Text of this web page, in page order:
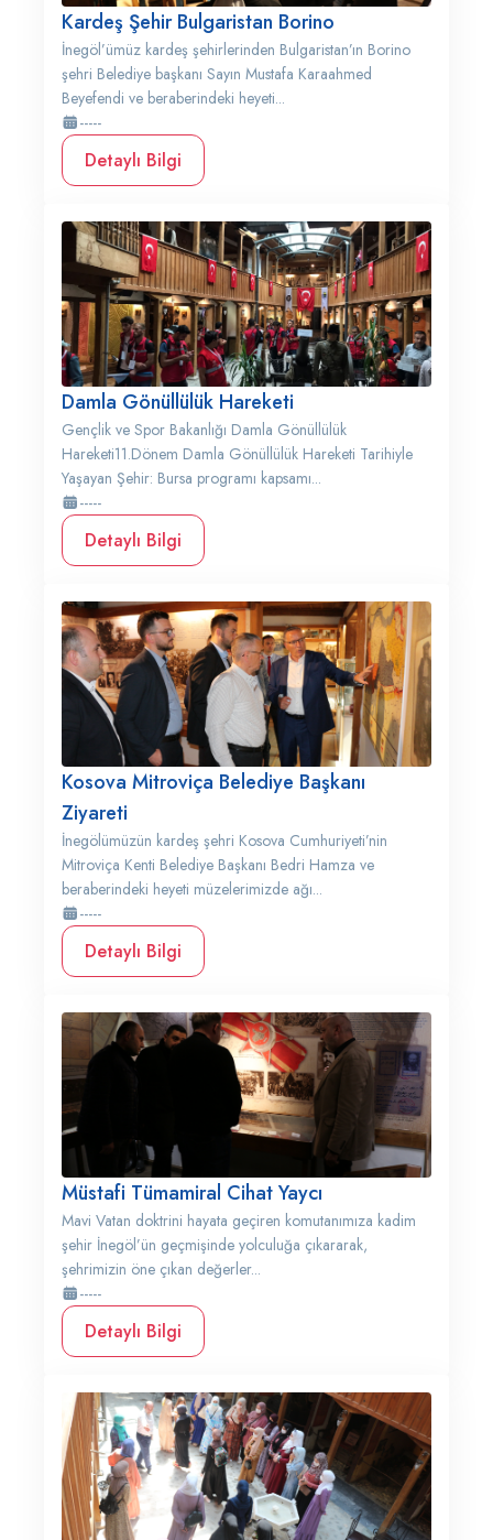
Kardeş Şehir Bulgaristan Borino
İnegöl’ümüz kardeş şehirlerinden Bulgaristan’ın Borino
şehri Belediye başkanı Sayın Mustafa Karaahmed
Beyefendi ve beraberindeki heyeti...
-----
Detaylı Bilgi
Damla Gönüllülük Hareketi
Gençlik ve Spor Bakanlığı Damla Gönüllülük
Hareketi11.Dönem Damla Gönüllülük Hareketi Tarihiyle
Yaşayan Şehir: Bursa programı kapsamı...
-----
Detaylı Bilgi
Kosova Mitroviça Belediye Başkanı
Ziyareti
İnegölümüzün kardeş şehri Kosova Cumhuriyeti’nin
Mitroviça Kenti Belediye Başkanı Bedri Hamza ve
beraberindeki heyeti müzelerimizde ağı...
-----
Detaylı Bilgi
Müstafi Tümamiral Cihat Yaycı
Mavi Vatan doktrini hayata geçiren komutanımıza kadim
şehir İnegöl’ün geçmişinde yolculuğa çıkararak,
şehrimizin öne çıkan değerler...
-----
Detaylı Bilgi